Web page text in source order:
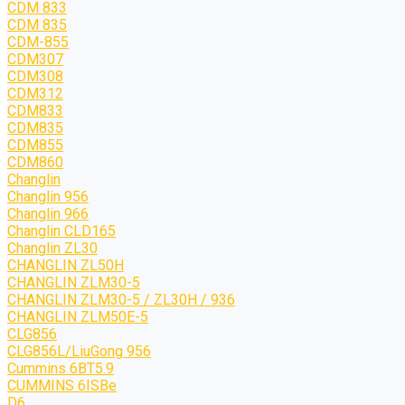
CDM 833
CDM 835
CDM-855
CDM307
CDM308
CDM312
CDM833
CDM835
CDM855
CDM860
Changlin
Changlin 956
Changlin 966
Changlin CLD165
Changlin ZL30
CHANGLIN ZL50H
CHANGLIN ZLM30-5
CHANGLIN ZLM30-5 / ZL30H / 936
CHANGLIN ZLM50E-5
CLG856
CLG856L/LiuGong 956
Cummins 6BT5.9
CUMMINS 6ISBe